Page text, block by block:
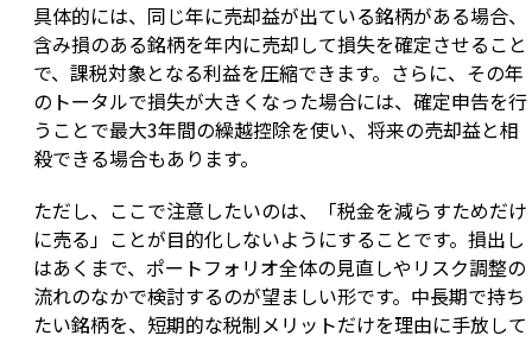
具体的には、同じ年に売却益が出ている銘柄がある場合、
含み損のある銘柄を年内に売却して損失を確定させること
で、課税対象となる利益を圧縮できます。さらに、その年
のトータルで損失が大きくなった場合には、確定申告を行
うことで最大3年間の繰越控除を使い、将来の売却益と相
殺できる場合もあります。
ただし、ここで注意したいのは、「税金を減らすためだけ
に売る」ことが目的化しないようにすることです。損出し
はあくまで、ポートフォリオ全体の見直しやリスク調整の
流れのなかで検討するのが望ましい形です。中長期で持ち
たい銘柄を、短期的な税制メリットだけを理由に手放して